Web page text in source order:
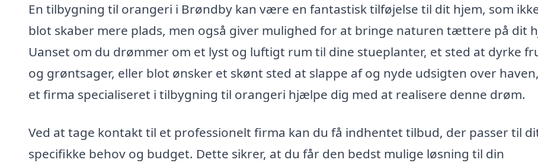
En tilbygning til orangeri i Brøndby kan være en fantastisk tilføjelse til dit hjem, som
blot skaber mere plads, men også giver mulighed for at bringe naturen tættere på dit
Uanset om du drømmer om et lyst og luftigt rum til dine stueplanter, et sted at dyrke
og grøntsager, eller blot ønsker et skønt sted at slappe af og nyde udsigten over
et firma specialiseret i tilbygning til orangeri hjælpe dig med at realisere denne drøm.
Ved at tage kontakt til et professionelt firma kan du få indhentet tilbud, der passer til
specifikke behov og budget. Dette sikrer, at du får den bedst mulige løsning til din